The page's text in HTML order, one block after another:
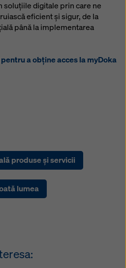
soluțiile digitale prin care ne
eficient și sigur, de la
până la implementarea
a obține acces la myDoka
produse şi servicii
lumea